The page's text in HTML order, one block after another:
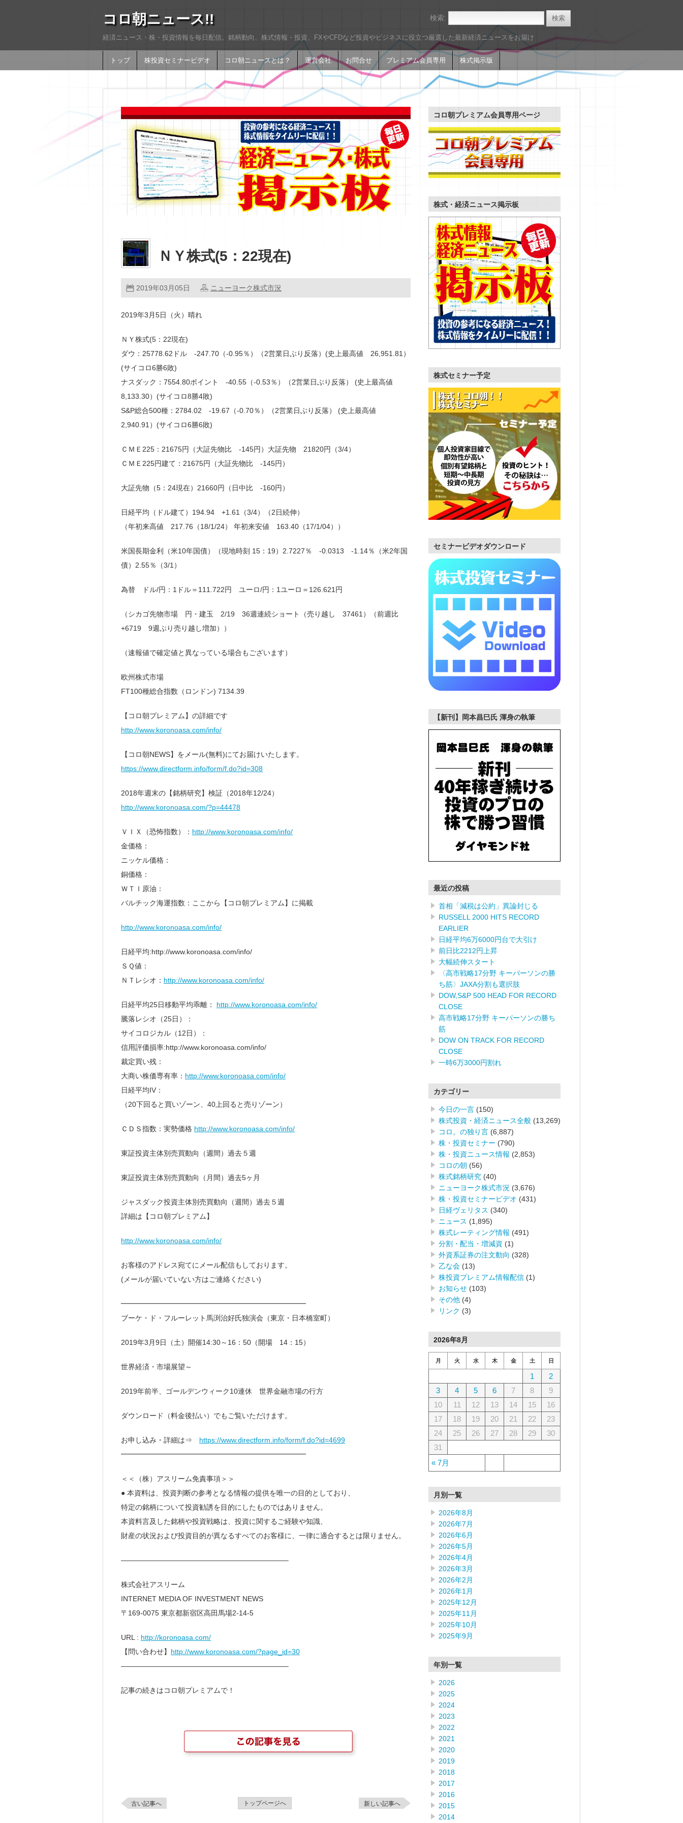
コロ朝ニュース!!
経済ニュース・株・投資情報を毎日配信。銘柄動向、株式情報・投資、FXやCFDなど投資やビジネスに役立つ厳選した最新経済ニュースをお届け
トップ 株投資セミナービデオ コロ朝ニュースとは？ 運営会社 お問合せ プレミアム会員専用 株式掲示版
検索:
ＮＹ株式(5：22現在)
2019年03月05日 ニューヨーク株式市況
2019年3月5日（火）晴れ
ＮＹ株式(5：22現在)
ダウ：25778.62ドル -247.70（-0.95％）（2営業日ぶり反落）(史上最高値 26,951.81）
(サイコロ6勝6敗)
ナスダック：7554.80ポイント -40.55（-0.53％）（2営業日ぶり反落） (史上最高値
8,133.30）(サイコロ8勝4敗)
S&P総合500種：2784.02 -19.67（-0.70％）（2営業日ぶり反落） (史上最高値
2,940.91）(サイコロ6勝6敗)
ＣＭＥ225：21675円（大証先物比 -145円）大証先物 21820円（3/4）
ＣＭＥ225円建て：21675円（大証先物比 -145円）
大証先物（5：24現在）21660円（日中比 -160円）
日経平均（ドル建て）194.94 +1.61（3/4）（2日続伸）
（年初来高値 217.76（18/1/24） 年初来安値 163.40（17/1/04））
米国長期金利（米10年国債）（現地時刻 15：19）2.7227％ -0.0313 -1.14％（米2年国
債）2.55％（3/1）
為替 ドル/円：1ドル＝111.722円 ユーロ/円：1ユーロ＝126.621円
（シカゴ先物市場 円・建玉 2/19 36週連続ショート（売り越し 37461）（前週比
+6719 9週ぶり売り越し増加））
（速報値で確定値と異なっている場合もございます）
欧州株式市場
FT100種総合指数（ロンドン) 7134.39
【コロ朝プレミアム】の詳細です
http://www.koronoasa.com/info/
【コロ朝NEWS】をメール(無料)にてお届けいたします。
https://www.directform.info/form/f.do?id=308
2018年週末の【銘柄研究】検証（2018年12/24）
http://www.koronoasa.com/?p=44478
ＶＩＸ（恐怖指数）： http://www.koronoasa.com/info/
金価格：
ニッケル価格：
銅価格：
ＷＴＩ原油：
バルチック海運指数：ここから【コロ朝プレミアム】に掲載
http://www.koronoasa.com/info/
日経平均:http://www.koronoasa.com/info/
ＳＱ値：
ＮＴレシオ： http://www.koronoasa.com/info/
日経平均25日移動平均乖離： http://www.koronoasa.com/info/
騰落レシオ（25日）：
サイコロジカル（12日）：
信用評価損率:http://www.koronoasa.com/info/
裁定買い残：
大商い株価専有率： http://www.koronoasa.com/info/
日経平均IV：
（20下回ると買いゾーン、40上回ると売りゾーン）
ＣＤＳ指数：実勢価格 http://www.koronoasa.com/info/
東証投資主体別売買動向（週間）過去５週
東証投資主体別売買動向（月間）過去5ヶ月
ジャスダック投資主体別売買動向（週間）過去５週
詳細は【コロ朝プレミアム】
http://www.koronoasa.com/info/
お客様のアドレス宛てにメール配信もしております。
(メールが届いていない方はご連絡ください)
━━━━━━━━━━━━━━━━━━━━━━━━━━
ブーケ・ド・フルーレット馬渕治好氏独演会（東京・日本橋室町）
2019年3月9日（土）開催14:30～16：50（開場 14：15）
世界経済・市場展望～
2019年前半、ゴールデンウィーク10連休 世界金融市場の行方
ダウンロード（料金後払い）でもご覧いただけます。
お申し込み・詳細は⇒ https://www.directform.info/form/f.do?id=4699
━━━━━━━━━━━━━━━━━━━━━━━━━━
＜＜（株）アスリーム免責事項＞＞
● 本資料は、投資判断の参考となる情報の提供を唯一の目的としており、
特定の銘柄について投資勧誘を目的にしたものではありません。
本資料言及した銘柄や投資戦略は、投資に関するご経験や知識、
財産の状況および投資目的が異なるすべてのお客様に、一律に適合するとは限りません。
———————————————————————–
株式会社アスリーム
INTERNET MEDIA OF INVESTMENT NEWS
〒169-0075 東京都新宿区高田馬場2-14-5
URL : http://koronoasa.com/
【問い合わせ】 http://www.koronoasa.com/?page_id=30
———————————————————————–
記事の続きはコロ朝プレミアムで！
古い記事へ トップページへ 新しい記事へ
コロ朝プレミアム会員専用ページ
株式・経済ニュース掲示板
株式セミナー予定
セミナービデオダウンロード
【新刊】岡本昌巳氏 渾身の執筆
最近の投稿
首相「減税は公約」異論封じる
RUSSELL 2000 HITS RECORD
EARLIER
日経平均6万6000円台で大引け
前日比2212円上昇
大幅続伸スタート
〈高市戦略17分野 キーパーソンの勝
ち筋〉JAXA分割も選択肢
DOW,S&P 500 HEAD FOR RECORD
CLOSE
高市戦略17分野 キーパーソンの勝ち
筋
DOW ON TRACK FOR RECORD
CLOSE
一時6万3000円割れ
カテゴリー
今日の一言 (150)
株式投資・経済ニュース全般 (13,269)
コロ。の独り言 (6,887)
株・投資セミナー (790)
株・投資ニュース情報 (2,853)
コロの朝 (56)
株式銘柄研究 (40)
ニューヨーク株式市況 (3,676)
株・投資セミナービデオ (431)
日経ヴェリタス (340)
ニュース (1,895)
株式レーティング情報 (491)
分割・配当・増減資 (1)
外資系証券の注文動向 (328)
乙な会 (13)
株投資プレミアム情報配信 (1)
お知らせ (103)
その他 (4)
リンク (3)
2026年8月
月 火 水 木 金 土 日
« 7月
1
2
3
4 5 6 7 8
9
10
11 12 13 14 15
16
17
18 19 20 21 22
23
24
25 26 27 28 29
30
31
月別一覧
2026年8月
2026年7月
2026年6月
2026年5月
2026年4月
2026年3月
2026年2月
2026年1月
2025年12月
2025年11月
2025年10月
2025年9月
年別一覧
2026
2025
2024
2023
2022
2021
2020
2019
2018
2017
2016
2015
2014